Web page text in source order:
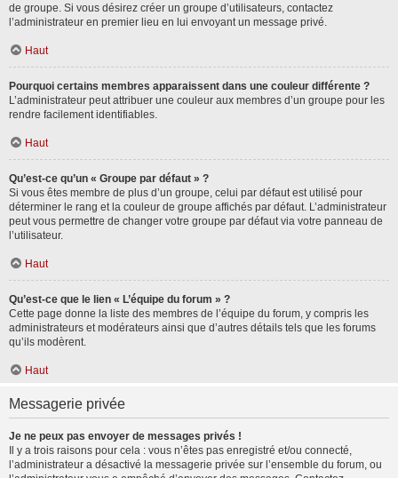
de groupe. Si vous désirez créer un groupe d’utilisateurs, contactez
l’administrateur en premier lieu en lui envoyant un message privé.
Haut
Pourquoi certains membres apparaissent dans une couleur différente ?
L’administrateur peut attribuer une couleur aux membres d’un groupe pour les
rendre facilement identifiables.
Haut
Qu’est-ce qu’un « Groupe par défaut » ?
Si vous êtes membre de plus d’un groupe, celui par défaut est utilisé pour
déterminer le rang et la couleur de groupe affichés par défaut. L’administrateur
peut vous permettre de changer votre groupe par défaut via votre panneau de
l’utilisateur.
Haut
Qu’est-ce que le lien « L’équipe du forum » ?
Cette page donne la liste des membres de l’équipe du forum, y compris les
administrateurs et modérateurs ainsi que d’autres détails tels que les forums
qu’ils modèrent.
Haut
Messagerie privée
Je ne peux pas envoyer de messages privés !
Il y a trois raisons pour cela : vous n’êtes pas enregistré et/ou connecté,
l’administrateur a désactivé la messagerie privée sur l’ensemble du forum, ou